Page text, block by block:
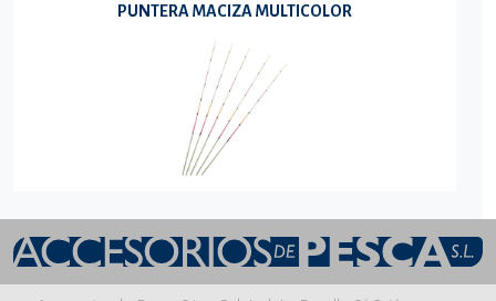
PUNTERA MACIZA MULTICOLOR